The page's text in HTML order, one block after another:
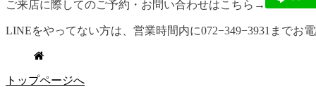
ご来店に際してのご予約・お問い合わせはこちら→
LINEをやってない方は、営業時間内に072−349−3931までお
トップページへ